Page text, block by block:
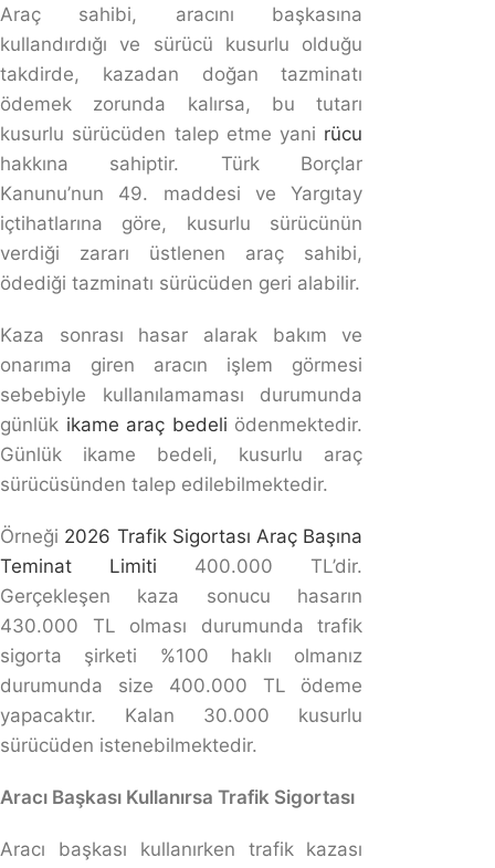
konusu olur.
Başkası adına kayıtlı araçla kaza yaparsam
ceza bana mı kesilir?
Evet, kazayı yapan sürücü olarak trafik cezaları ve
sorumluluklar size aittir.
Kaza yaptığım araç benim değilse tazminat
ödemek zorunda mıyım?
Eğer kazada kusurlu iseniz, zarar gören üçüncü kişilere
karşı tazminat ödeme yükümlülüğünüz doğar.
Başkası adına kayıtlı bir araçla kaza
yaparsam, araç sahibi sorumlu tutulur mu?
“Kusursuz Sorumluluk İlkesi” kapsamında sorumlu olur.
Ancak, araç sahibi daha sonra sürücüye rücu edebilir.
Başkasının aracını kullanırken kaza
yaparsam araç sahibi mağduriyet yaşar
mı?
Eğer kasko ve zorunlu trafik sigortası mevcutsa,
Ancak, araç sahibi sigortanın karşılamadığı masraflar